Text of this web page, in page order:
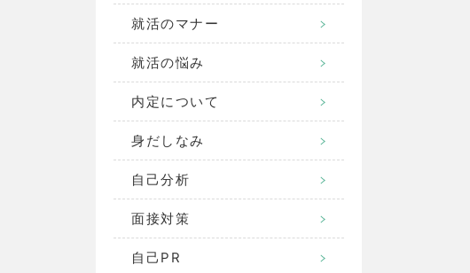
就活のマナー
就活の悩み
内定について
身だしなみ
自己分析
面接対策
自己PR